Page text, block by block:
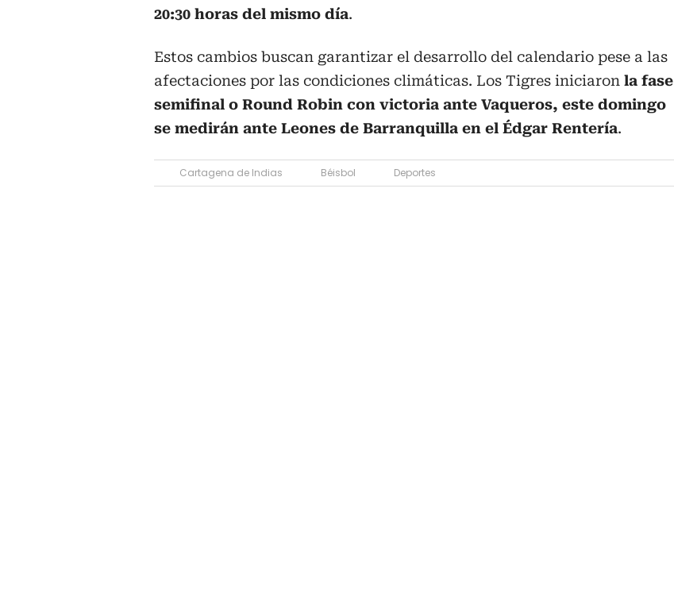
20:30 horas del mismo día.
Estos cambios buscan garantizar el desarrollo del calendario pese a las
afectaciones por las condiciones climáticas. Los Tigres iniciaron la fase
semifinal o Round Robin con victoria ante Vaqueros, este domingo
se medirán ante Leones de Barranquilla en el Édgar Rentería.
Cartagena de Indias Béisbol Deportes